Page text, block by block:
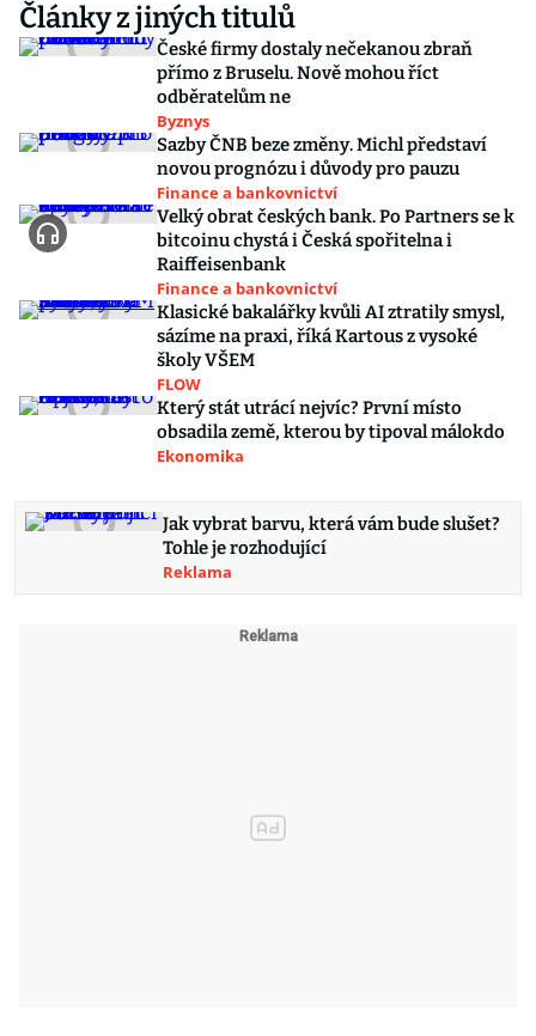
Články z jiných titulů
České firmy dostaly nečekanou zbraň
přímo z Bruselu. Nově mohou říct
odběratelům ne
Byznys
Sazby ČNB beze změny. Michl představí
novou prognózu i důvody pro pauzu
Finance a bankovnictví
Velký obrat českých bank. Po Partners se k
bitcoinu chystá i Česká spořitelna i
Raiffeisenbank
Finance a bankovnictví
Klasické bakalářky kvůli AI ztratily smysl,
sázíme na praxi, říká Kartous z vysoké
školy VŠEM
FLOW
Který stát utrácí nejvíc? První místo
obsadila země, kterou by tipoval málokdo
Ekonomika
Jak vybrat barvu, která vám bude slušet?
Tohle je rozhodující
Reklama